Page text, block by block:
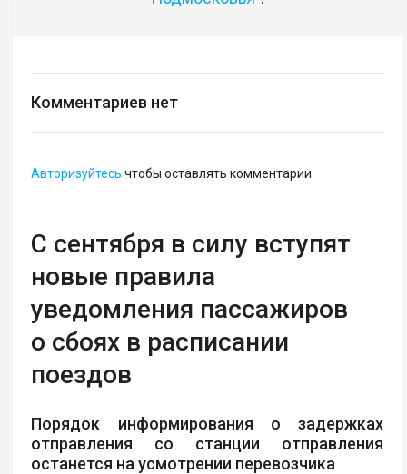
Комментариев нет
Авторизуйтесь чтобы оставлять комментарии
С сентября в силу вступят
новые правила
уведомления пассажиров
о сбоях в расписании
поездов
Порядок информирования о задержках
отправления со станции отправления
останется на усмотрении перевозчика